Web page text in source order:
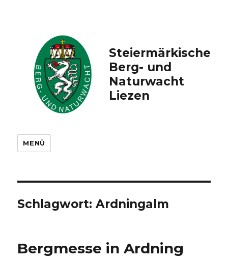
Steiermärkische
Berg- und
Naturwacht
Liezen
MENÜ
Schlagwort: Ardningalm
Bergmesse in Ardning